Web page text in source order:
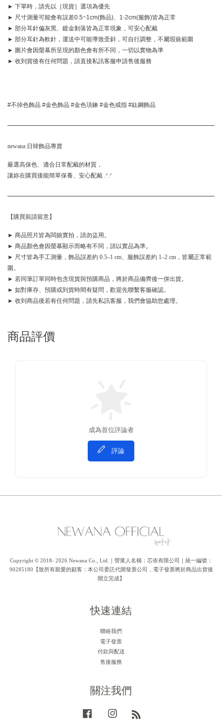
► 下單時，請先以［現貨］選項為優先
► 尺寸測量可能會有誤差0.5~1cm(飾品)、1-2cm(服飾)皆為正常
► 部分耳針偏灰黑、鍍金剝落皆為正常現象，可安心配戴
► 部分耳針為軟針，運送中可能導致歪斜，可自行調整，不屬瑕疵範圍
► 圖片會因螢幕所呈現的顏色會有所不同，一切以實物為準
► 收到貨後有任何問題，請直接私訊客服申請售後服務
#不掉色飾品 #金色飾品 #金色項鍊 #金色戒指 #鈦鋼飾品
newana 日韓飾品專賣
嚴選高保色、適合日常配戴的材質，
讓妳在購買後能簡單保養、安心配戴 .ᐟ.ᐟ
【購買前請留意】
► 商品照片皆為闆娘實拍，請勿盜用。
► 商品顏色會因螢幕顯示而略有不同，請以實品為準。
► 尺寸皆為手工測量，飾品誤差約 0.5–1 cm、服飾誤差約 1–2 cm，皆屬正常範
圍。
► 若同筆訂單同時包含現貨與預購商品，將於商品備齊後一併出貨。
► 如對庫存、預購或到貨時間有疑問，歡迎先聯繫客服確認。
► 收到商品後若有任何問題，請先私訊客服，我們會協助您處理。
商品評價
成為首位評論者
評論
Copyright © 2018- 2026 Newana Co., Ltd.｜營業人名稱：芯依有限公司｜統一編號：
90285180【致所有親愛的顧客：本公司委託代開發票公司，電子發票將於商品出貨後
開立完成】
快速連結
聯絡我們
電子發票
付款與配送
售後服務
關注我們
Facebook Instagram